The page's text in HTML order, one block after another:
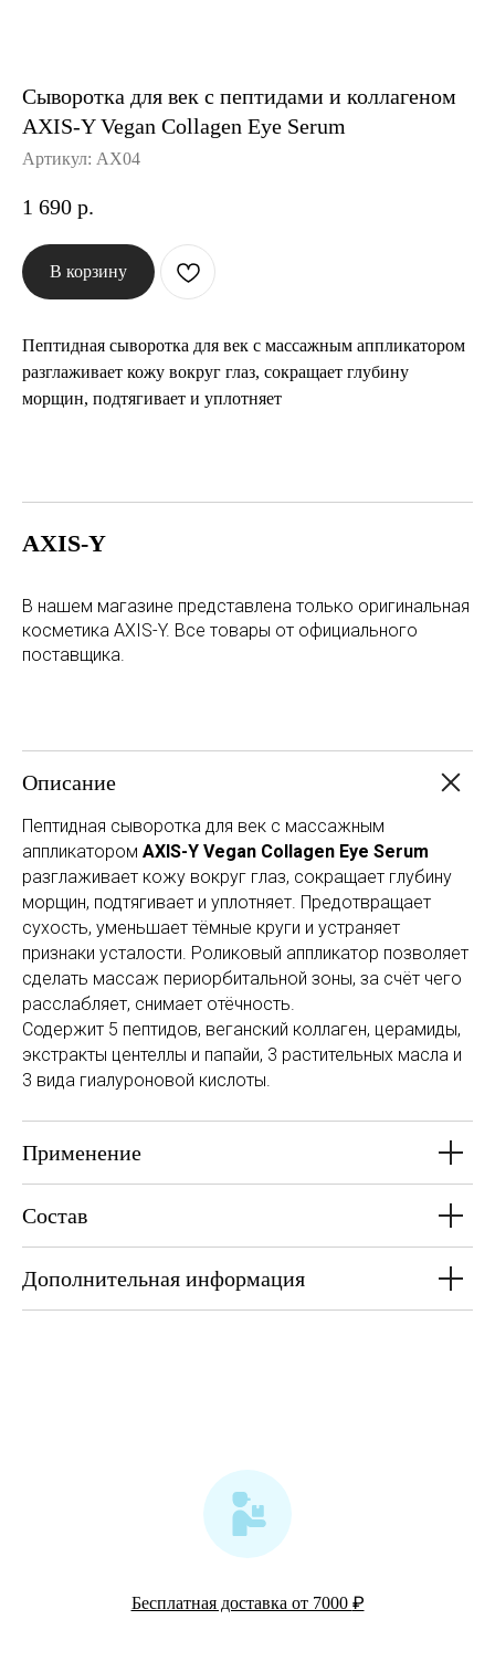
Сыворотка для век с пептидами и коллагеном
AXIS-Y Vegan Collagen Eye Serum
Артикул: AX04
1 690 р.
В корзину
Пептидная сыворотка для век с массажным аппликатором
разглаживает кожу вокруг глаз, сокращает глубину
морщин, подтягивает и уплотняет
AXIS-Y
В нашем магазине представлена только оригинальная
косметика AXIS-Y. Все товары от официального
поставщика.
Описание
Пептидная сыворотка для век с массажным
аппликатором AXIS-Y Vegan Collagen Eye Serum
разглаживает кожу вокруг глаз, сокращает глубину
морщин, подтягивает и уплотняет. Предотвращает
сухость, уменьшает тёмные круги и устраняет
признаки усталости. Роликовый аппликатор позволяет
сделать массаж периорбитальной зоны, за счёт чего
расслабляет, снимает отёчность.
Содержит 5 пептидов, веганский коллаген, церамиды,
экстракты центеллы и папайи, 3 растительных масла и
3 вида гиалуроновой кислоты.
Применение
Состав
Дополнительная информация
Бесплатная доставка от 7000 ₽
Блог